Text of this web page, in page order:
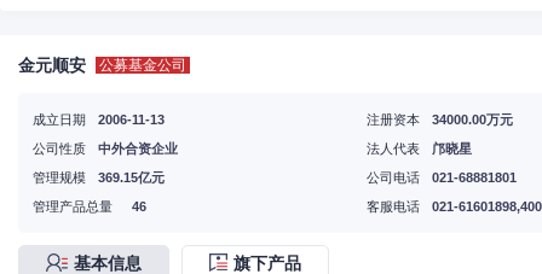
金元顺安 公募基金公司
成立日期
2006-11-13
公司性质
中外合资企业
注册资本
34000.00万元
法人代表
邝晓星
管理规模
369.15亿元
管理产品总量
46
公司电话
021-68881801
客服电话
021-
基本信息 旗下产品